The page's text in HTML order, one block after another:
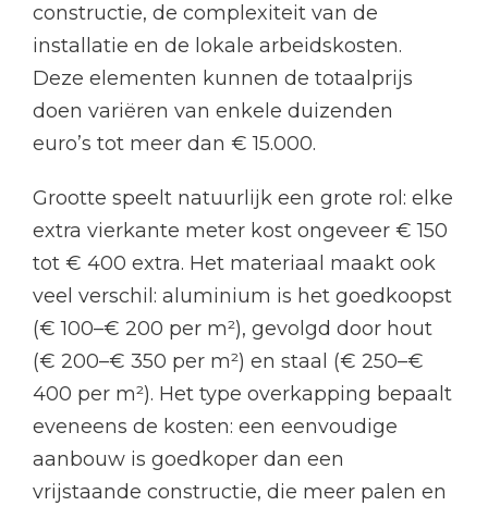
constructie, de complexiteit van de
installatie en de lokale arbeidskosten.
Deze elementen kunnen de totaalprijs
doen variëren van enkele duizenden
euro’s tot meer dan € 15.000.
Grootte speelt natuurlijk een grote rol: elke
extra vierkante meter kost ongeveer € 150
tot € 400 extra. Het materiaal maakt ook
veel verschil: aluminium is het goedkoopst
(€ 100–€ 200 per m²), gevolgd door hout
(€ 200–€ 350 per m²) en staal (€ 250–€
400 per m²). Het type overkapping bepaalt
eveneens de kosten: een eenvoudige
aanbouw is goedkoper dan een
vrijstaande constructie, die meer palen en